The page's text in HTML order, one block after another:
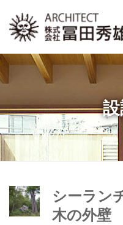
シーラン
木の外壁